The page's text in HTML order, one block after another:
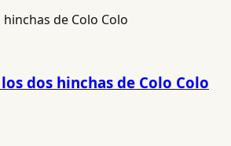
dos hinchas de Colo Colo